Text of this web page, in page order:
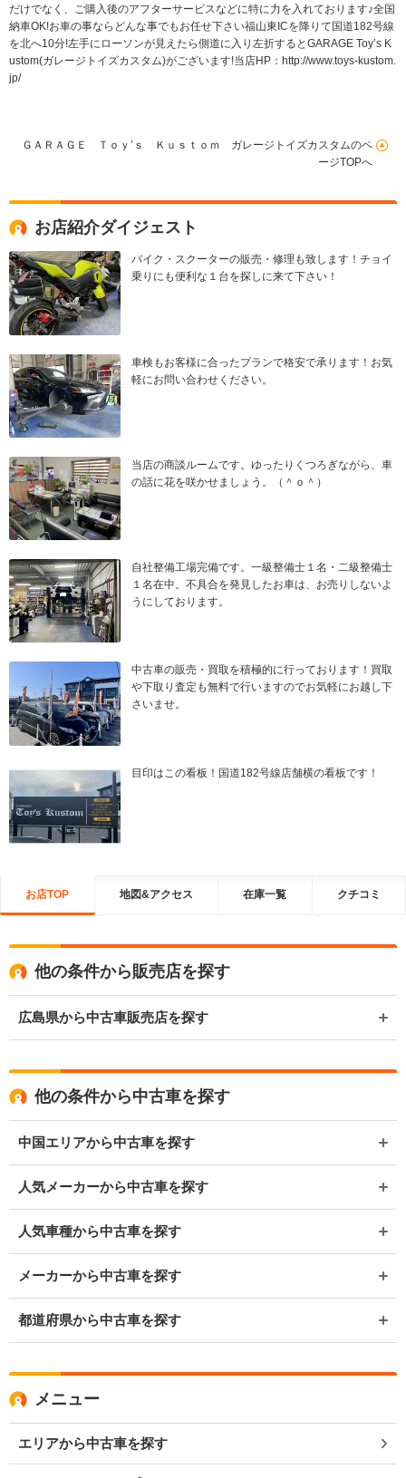
だけでなく、ご購入後のアフターサービスなどに特に力を入れております♪全国
納車OK!お車の事ならどんな事でもお任せ下さい福山東ICを降りて国道182号線
を北へ10分!左手にローソンが見えたら側道に入り左折するとGARAGE Toy’s K
ustom(ガレージトイズカスタム)がございます!当店HP：http://www.toys-kustom.
jp/
ＧＡＲＡＧＥ Ｔｏｙ’ｓ Ｋｕｓｔｏｍ ガレージトイズカスタムのペ
ージTOPへ
お店紹介ダイジェスト
バイク・スクーターの販売・修理も致します！チョイ
乗りにも便利な１台を探しに来て下さい！
車検もお客様に合ったプランで格安で承ります！お気
軽にお問い合わせください。
当店の商談ルームです。ゆったりくつろぎながら、車
の話に花を咲かせましょう。（＾ｏ＾）
自社整備工場完備です。一級整備士１名・二級整備士
１名在中。不具合を発見したお車は、お売りしないよ
うにしております。
中古車の販売・買取を積極的に行っております！買取
や下取り査定も無料で行いますのでお気軽にお越し下
さいませ。
目印はこの看板！国道182号線店舗横の看板です！
お店TOP 地図&アクセス 在庫一覧 クチコミ
他の条件から販売店を探す
広島県から中古車販売店を探す
他の条件から中古車を探す
中国エリアから中古車を探す
人気メーカーから中古車を探す
人気車種から中古車を探す
メーカーから中古車を探す
都道府県から中古車を探す
メニュー
エリアから中古車を探す